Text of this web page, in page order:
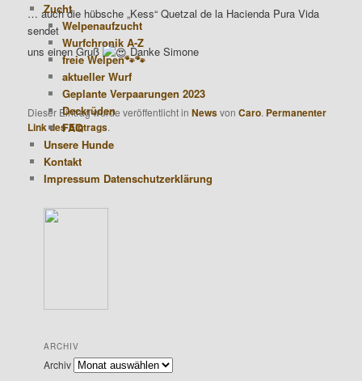
… auch die hübsche „Kess“ Quetzal de la Hacienda Pura Vida
sendet
uns einen Gruß
Danke Simone
Dieser Eintrag wurde veröffentlicht inNewsvonCaro. Permanenter
Link des Eintrags.
Zucht
Welpenaufzucht
Wurfchronik A-Z
freie Welpen🐾🐾
aktueller Wurf
Geplante Verpaarungen 2023
Deckrüden
FAQ
Unsere Hunde
Kontakt
Impressum Datenschutzerklärung
ARCHIV
Archiv